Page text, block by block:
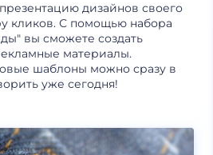
дизайнов своего
кликов. С помощью набора
вы cможете создать
материалы.
шаблоны можно сразу в
уже сегодня!